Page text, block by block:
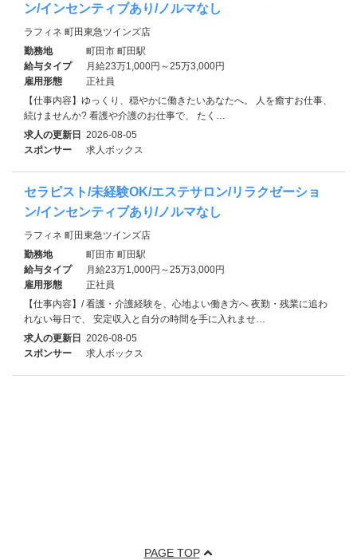
ン/インセンティブあり/ノルマなし
ラフィネ 町田東急ツインズ店
勤務地
町田市 町田駅
給与タイプ
月給23万1,000円～25万3,000円
雇用形態
正社員
【仕事内容】ゆっくり、穏やかに働きたいあなたへ。 人を癒すお仕事、
続けませんか? 看護や介護のお仕事で、 たく…
求人の更新日 2026-08-05
スポンサー
求人ボックス
セラピスト/未経験OK/エステサロン/リラクゼーショ
ン/インセンティブあり/ノルマなし
ラフィネ 町田東急ツインズ店
勤務地
町田市 町田駅
給与タイプ
月給23万1,000円～25万3,000円
雇用形態
正社員
【仕事内容】/ 看護・介護経験を、心地よい働き方へ 夜勤・残業に追わ
れない毎日で、 安定収入と自分の時間を手に入れませ…
求人の更新日 2026-08-05
スポンサー
求人ボックス
PAGE TOP